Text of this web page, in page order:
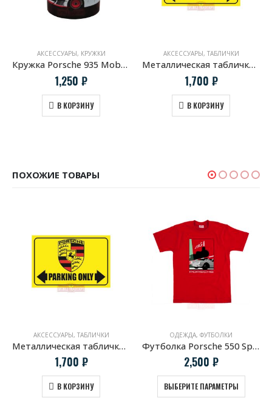
АКСЕССУАРЫ, КРУЖКИ
Кружка Porsche 935 Moby Dick
1,250 ₽
В КОРЗИНУ
АКСЕССУАРЫ, ТАБЛИЧКИ
Металлическая табличка «Porsche Parking Only»
1,700 ₽
В КОРЗИНУ
ПОХОЖИЕ ТОВАРЫ
АКСЕССУАРЫ, ТАБЛИЧКИ
Металлическая табличка «Porsche Parking Only»
1,700 ₽
В КОРЗИНУ
ОДЕЖДА, ФУТБОЛКИ
Футболка Porsche 550 Spyder & Hans Herrmann
2,500 ₽
ВЫБЕРИТЕ ПАРАМЕТРЫ